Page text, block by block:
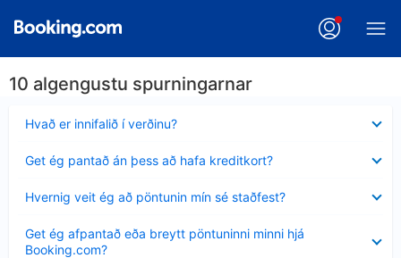
10 algengustu spurningarnar
Hvað er innifalið í verðinu?
sýnt
Get ég pantað án þess að hafa kreditkort?
sýnt
Hvernig veit ég að pöntunin mín sé staðfest?
sýnt
Get ég afpantað eða breytt pöntuninni minni hjá
Booking.com?
sýnt